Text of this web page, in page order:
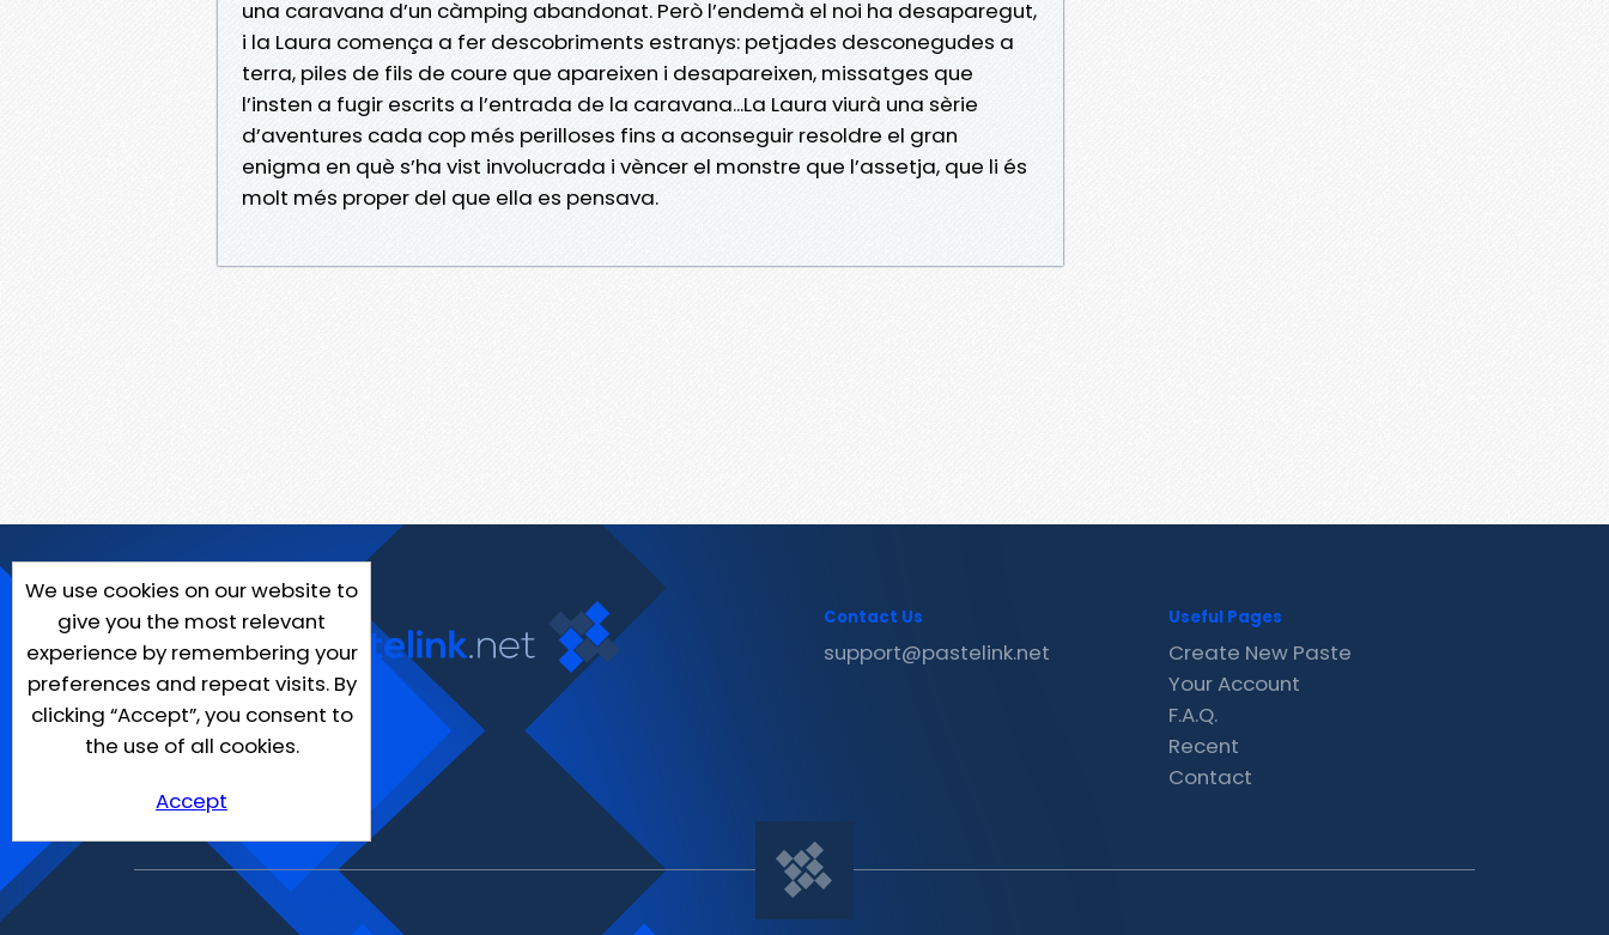
una caravana d’un càmping abandonat. Però l’endemà el noi ha desaparegut,
i la Laura comença a fer descobriments estranys: petjades desconegudes a
terra, piles de fils de coure que apareixen i desapareixen, missatges que
l’insten a fugir escrits a l’entrada de la caravana...La Laura viurà una sèrie
d’aventures cada cop més perilloses fins a aconseguir resoldre el gran
enigma en què s’ha vist involucrada i vèncer el monstre que l’assetja, que li és
molt més proper del que ella es pensava.
We use cookies on our website to
give you the most relevant
experience by remembering your
preferences and repeat visits. By
clicking “Accept”, you consent to
the use of all cookies.
Accept
Contact Us
support@pastelink.net
Useful Pages
Create New Paste
Your Account
F.A.Q.
Recent
Contact